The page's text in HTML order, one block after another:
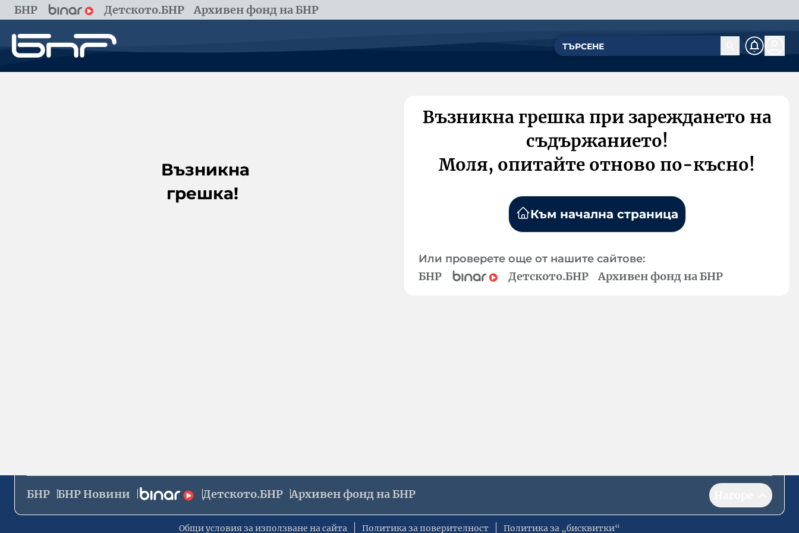
БНР Детското.БНР Архивен фонд на БНР
Възникна
грешка!
Възникна грешка при зареждането на
съдържанието!
Моля, опитайте отново по-късно!
Към начална страница
Или проверете още от нашите сайтове:
БНР Детското.БНР Архивен фонд на БНР
БНР БНР Новини Детското.БНР Архивен фонд на БНР
Общи условия за използване на сайта Политика за поверителност Политика за „бисквитки“